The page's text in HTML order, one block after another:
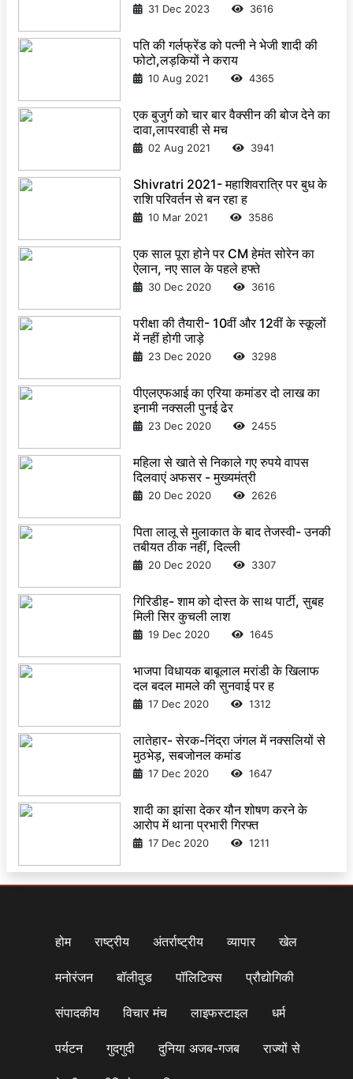
31 Dec 2023 3616
पति की गर्लफ्रेंड को पत्नी ने भेजी शादी की
फोटो,लड़कियों ने कराय
10 Aug 2021 4365
एक बुजुर्ग को चार बार वैक्सीन की बोज देने का
दावा,लापरवाही से मच
02 Aug 2021 3941
Shivratri 2021- महाशिवरात्रि पर बुध के
राशि परिवर्तन से बन रहा ह
10 Mar 2021 3586
एक साल पूरा होने पर CM हेमंत सोरेन का
ऐलान, नए साल के पहले हफ्ते
30 Dec 2020 3616
परीक्षा की तैयारी- 10वीं और 12वीं के स्कूलों
में नहीं होगी जाड़े
23 Dec 2020 3298
पीएलएफआई का एरिया कमांडर दो लाख का
इनामी नक्सली पुनई ढेर
23 Dec 2020 2455
महिला से खाते से निकाले गए रुपये वापस
दिलवाएं अफसर - मुख्यमंत्री
20 Dec 2020 2626
पिता लालू से मुलाकात के बाद तेजस्वी- उनकी
तबीयत ठीक नहीं, दिल्ली
20 Dec 2020 3307
गिरिडीह- शाम को दोस्त के साथ पार्टी, सुबह
मिली सिर कुचली लाश
19 Dec 2020 1645
भाजपा विधायक बाबूलाल मरांडी के खिलाफ
दल बदल मामले की सुनवाई पर ह
17 Dec 2020 1312
लातेहार- सेरक-निंद्रा जंगल में नक्सलियों से
मुठभेड़, सबजोनल कमांड
17 Dec 2020 1647
शादी का झांसा देकर यौन शोषण करने के
आरोप में थाना प्रभारी गिरफ्त
17 Dec 2020 1211
होम राष्ट्रीय अंतर्राष्ट्रीय व्यापार खेल
मनोरंजन बॉलीवुड पॉलिटिक्स प्रौद्योगिकी
संपादकीय विचार मंच लाइफस्टाइल धर्म
पर्यटन गुदगुदी दुनिया अजब-गजब राज्यों से